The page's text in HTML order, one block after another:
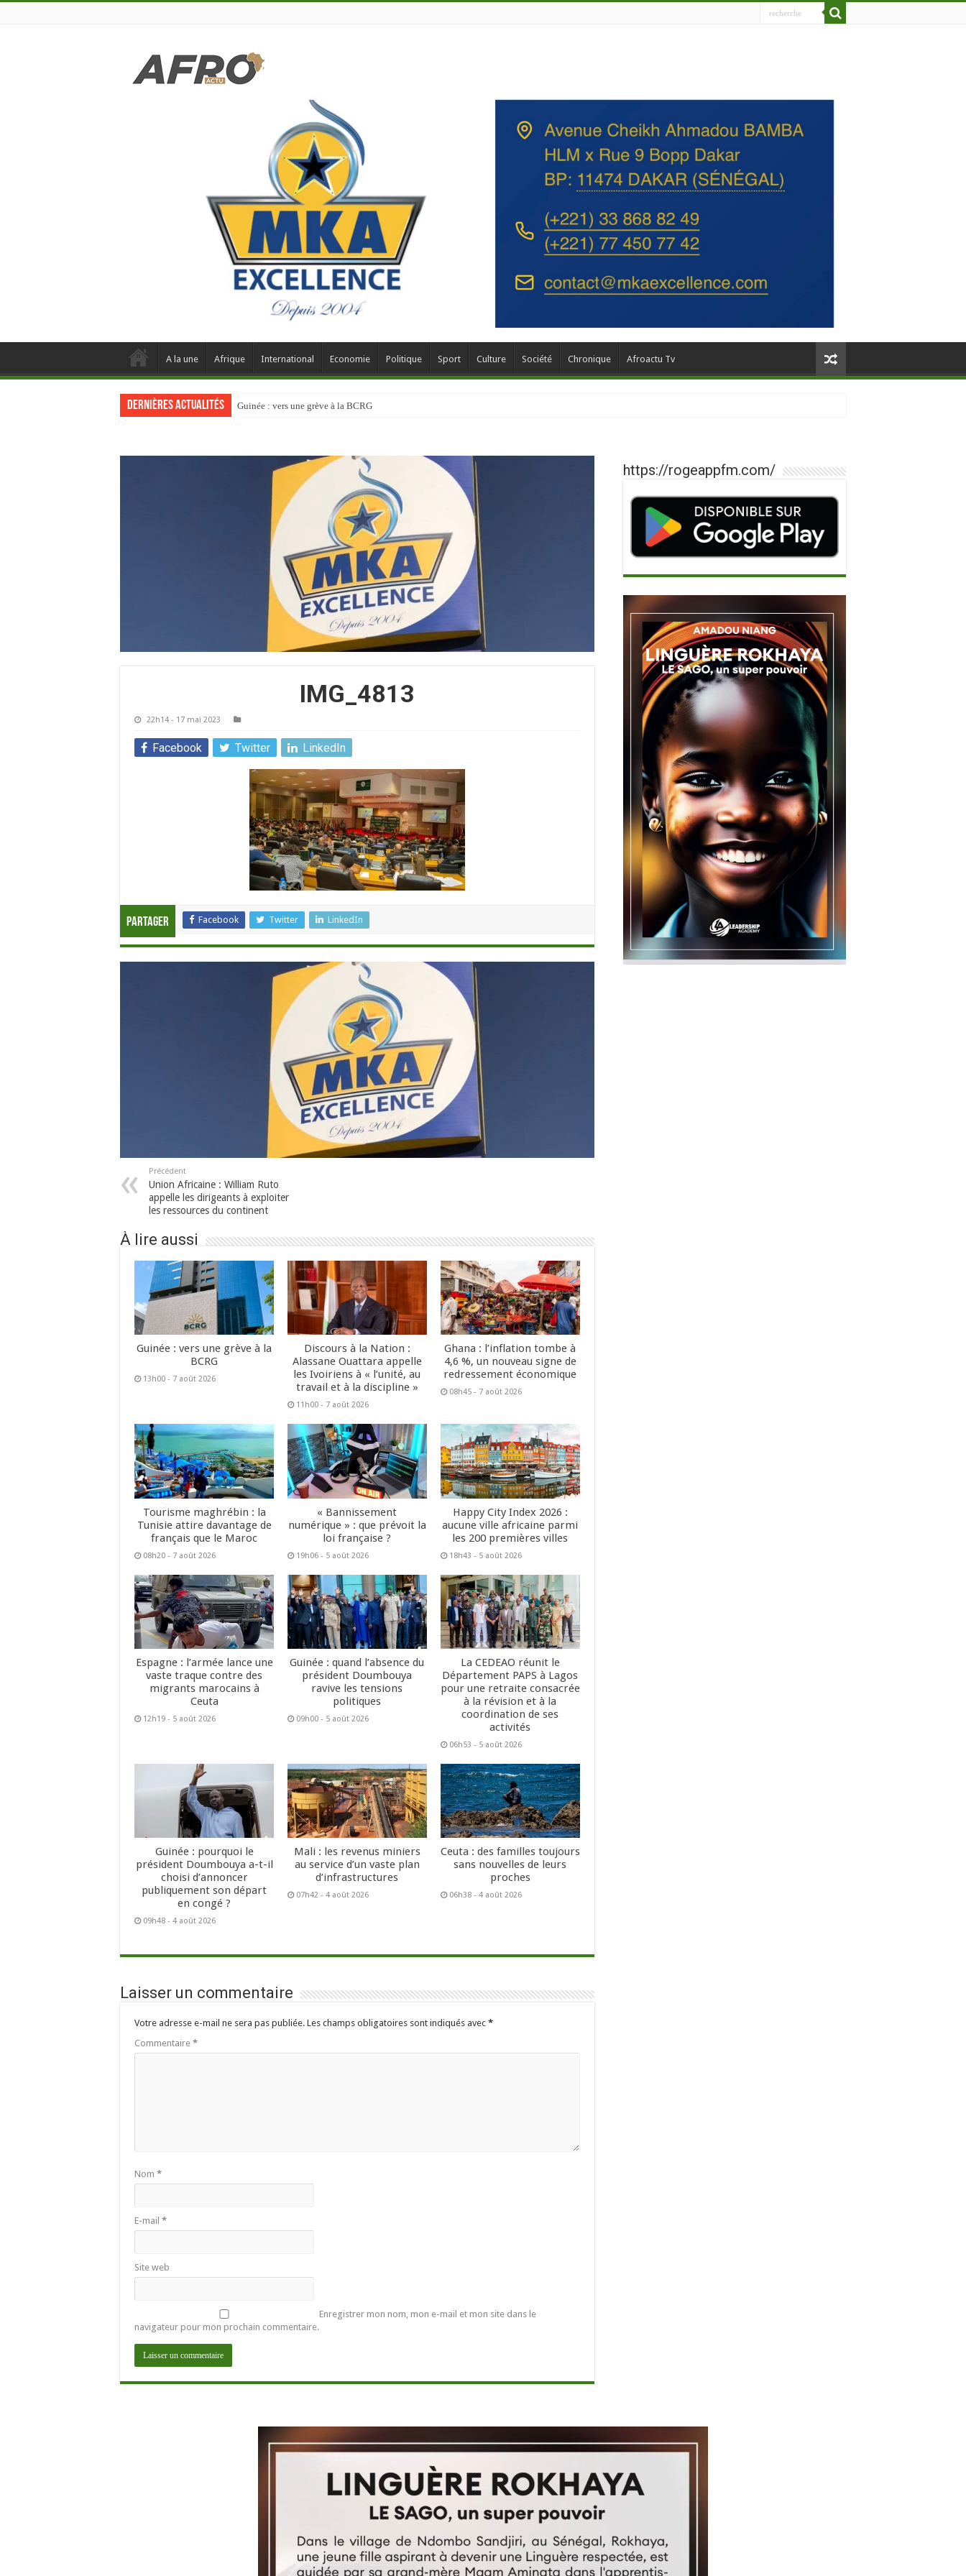
A la une Afrique International Economie Politique Sport Culture Société Chronique Afroactu Tv
Dernières actualités Guinée : vers une grève à la BCRG
IMG_4813
22h14 - 17 mai 2023
Facebook Twitter LinkedIn
Partager Facebook Twitter LinkedIn
Précédent
Union Africaine : William Ruto
appelle les dirigeants à exploiter
les ressources du continent
À lire aussi
Guinée : vers une grève à la
BCRG
13h00 - 7 août 2026
Discours à la Nation :
Alassane Ouattara appelle
les Ivoiriens à « l’unité, au
travail et à la discipline »
11h00 - 7 août 2026
Ghana : l’inflation tombe à
4,6 %, un nouveau signe de
redressement économique
08h45 - 7 août 2026
Tourisme maghrébin : la
Tunisie attire davantage de
français que le Maroc
08h20 - 7 août 2026
« Bannissement
numérique » : que prévoit la
loi française ?
19h06 - 5 août 2026
Happy City Index 2026 :
aucune ville africaine parmi
les 200 premières villes
18h43 - 5 août 2026
Espagne : l’armée lance une
vaste traque contre des
migrants marocains à
Ceuta
12h19 - 5 août 2026
Guinée : quand l’absence du
président Doumbouya
ravive les tensions
politiques
09h00 - 5 août 2026
La CEDEAO réunit le
Département PAPS à Lagos
pour une retraite consacrée
à la révision et à la
coordination de ses
activités
06h53 - 5 août 2026
Guinée : pourquoi le
président Doumbouya a-t-il
choisi d’annoncer
publiquement son départ
en congé ?
09h48 - 4 août 2026
Mali : les revenus miniers
au service d’un vaste plan
d’infrastructures
07h42 - 4 août 2026
Ceuta : des familles toujours
sans nouvelles de leurs
proches
06h38 - 4 août 2026
Laisser un commentaire
Votre adresse e-mail ne sera pas publiée. Les champs obligatoires sont indiqués avec *
Commentaire *
Nom *
E-mail *
Site web
Enregistrer mon nom, mon e-mail et mon site dans le
navigateur pour mon prochain commentaire.
https://rogeappfm.com/